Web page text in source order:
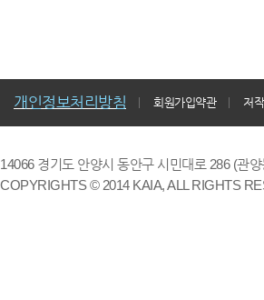
개인정보처리방침 회원가입약관 저
14066 경기도 안양시 동안구 시민대로 286 (관
COPYRIGHTS © 2014 KAIA, ALL RIGHTS